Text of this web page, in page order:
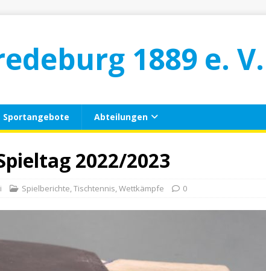
1889 e. V.
Sportangebote Abteilungen
2022/2023
Spielberichte,Tischtennis,Wettkämpfe 0